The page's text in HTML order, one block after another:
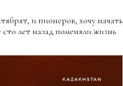
и пионеров, хочу начать
лет назад поменяли жизнь